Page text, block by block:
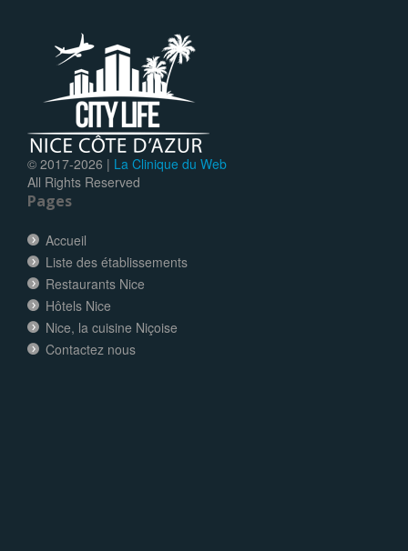
© 2017-2026 | La Clinique du Web
All Rights Reserved
Pages
Accueil
Liste des établissements
Restaurants Nice
Hôtels Nice
Nice, la cuisine Niçoise
Contactez nous